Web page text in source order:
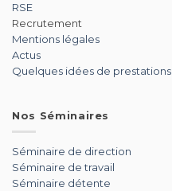
RSE
Recrutement
Mentions légales
Actus
Quelques idées de prestations
Nos Séminaires
Séminaire de direction
Séminaire de travail
Séminaire détente